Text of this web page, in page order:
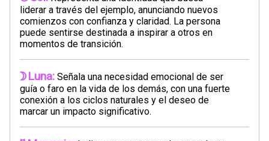
liderar a través del ejemplo, anunciando nuevos
comienzos con confianza y claridad. La persona
puede sentirse destinada a inspirar a otros en
momentos de transición.
Luna: Señala una necesidad emocional de ser
guía o faro en la vida de los demás, con una fuerte
conexión a los ciclos naturales y el deseo de
marcar un impacto significativo.